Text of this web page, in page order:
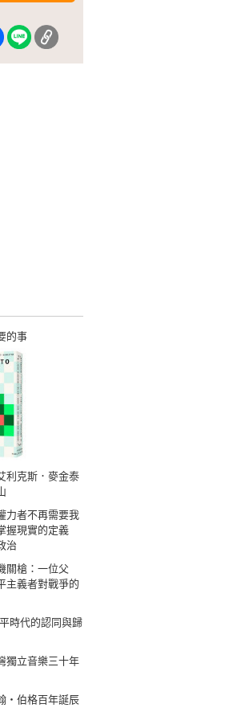
的事
利克斯．麥金泰
力者不再需要我
握現實的定義
治
關槍：一位父
主義者對戰爭的
時代的認同與歸
獨立音樂三十年
‧伯格百年誕辰